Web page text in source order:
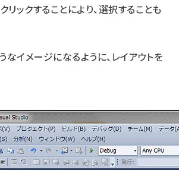
ックすることにより、選択することも
なイメージになるように、レイアウトを